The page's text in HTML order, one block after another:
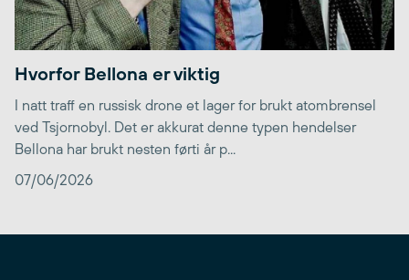
Hvorfor Bellona er viktig
I natt traff en russisk drone et lager for brukt atombrensel
ved Tsjornobyl. Det er akkurat denne typen hendelser
Bellona har brukt nesten førti år p...
07/06/2026